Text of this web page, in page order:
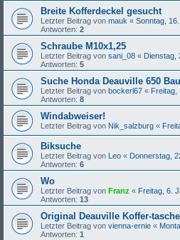
Breite Kofferdeckel gesucht
Letzter Beitrag von mauk « Sonntag,
Antworten: 2
Schraube M10x1,25
Letzter Beitrag von sani_08 « Dienstag,
Antworten: 5
Suche Honda Deauville 650
Letzter Beitrag von bockerl67 « Freitag,
Antworten: 8
Windabweiser!
Letzter Beitrag von Nik_salzburg «
Biksuche
Letzter Beitrag von Leo « Donnerstag,
Antworten: 6
Wo
Letzter Beitrag von Franz « Freitag, 6.
Antworten: 13
Original Deauville Koffer-
Letzter Beitrag von vienna-ernie «
Antworten: 1